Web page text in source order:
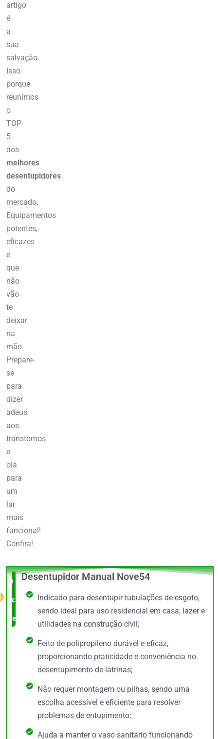
artigo
é
a
sua
salvação.
Isso
porque
reunimos
o
TOP
5
dos
melhores
desentupidores
do
mercado.
Equipamentos
potentes,
eficazes
e
que
não
vão
te
deixar
na
mão.
Prepare-
se
para
dizer
adeus
aos
transtornos
e
olá
para
um
lar
mais
funcional!
Confira!
O Melhor
custo x
benefício
Desentupidor Manual Nove54
Indicado para desentupir tubulações de esgoto,
sendo ideal para uso residencial em casa, lazer e
utilidades na construção civil;
Feito de polipropileno durável e eficaz,
proporcionando praticidade e conveniência no
desentupimento de latrinas;
Não requer montagem ou pilhas, sendo uma
escolha acessível e eficiente para resolver
problemas de entupimento;
Ajuda a manter o vaso sanitário funcionando